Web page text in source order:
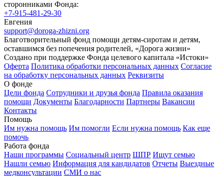
сторонниками Фонда:
+7-915-481-29-30
Евгения
support@doroga-zhizni.org
Благотворительный фонд помощи детям-сиротам и детям,
оставшимся без попечения родителей, «Дорога жизни»
Создано при поддержке Фонда целевого капитала «Истоки»
Оферта Политика обработки персональных данных Согласие
на обработку персональных данных Реквизиты
О фонде
Цели фонда Сотрудники и друзья фонда Правила оказания
помощи Документы Благодарности Партнеры Вакансии
Контакты
Помощь
Им нужна помощь Им помогли Если нужна помощь Как еще
помочь
Работа фонда
Наши программы Социальный центр ШПР Ищут семью
Нашли семью Информация для кандидатов Отчеты Выездные
медконсультации СМИ о нас